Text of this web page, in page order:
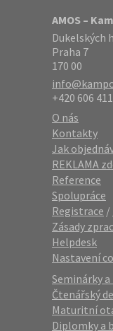
AMOS –
Dukelských
Praha 7
170 00
+420 606
O nás
Kontakty
Jak
REKLAMA
Reference
Spolupráce
Registrace /
Zásady
Helpdesk
Nastavení
Seminárky
Čtenářský
Maturitní
Diplomky a